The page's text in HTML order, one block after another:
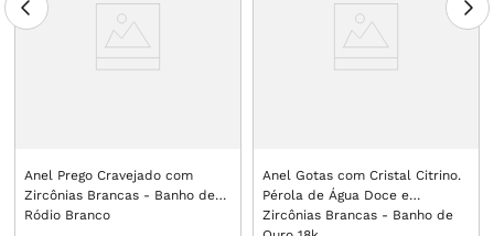
Anel Prego Cravejado com
Zircônias Brancas - Banho de
Ródio Branco
Anel Gotas com Cristal Citrino.
Pérola de Água Doce e
Zircônias Brancas - Banho de